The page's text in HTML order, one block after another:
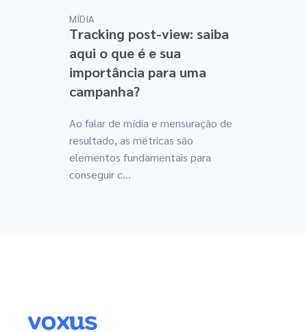
MÍDIA
Tracking post-view: saiba
aqui o que é e sua
importância para uma
campanha?
Ao falar de mídia e mensuração de
resultado, as métricas são
elementos fundamentais para
conseguir c...